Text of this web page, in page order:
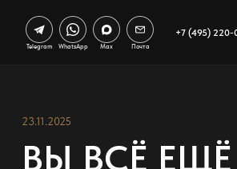
+7 (495) 220-
Telegram WhatsApp Max Почта
23.11.2025
ВЫ ВСЁ ЕЩЁ